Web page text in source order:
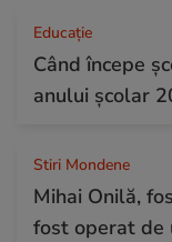
Educație
Când începe
anului şcolar
Stiri Mondene
Mihai Onilă,
fost operat de